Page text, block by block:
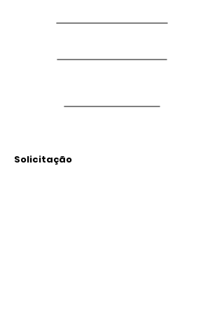
Solicitação